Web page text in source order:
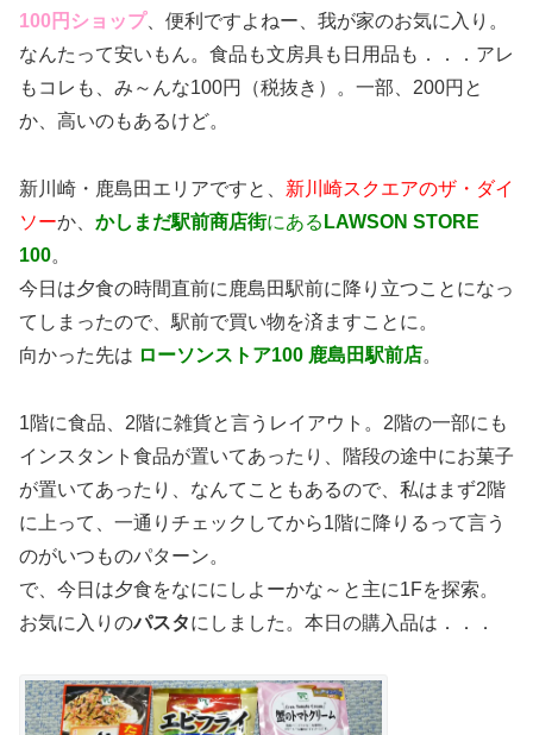
100円ショップ、便利ですよねー、我が家のお気に入り。
なんたって安いもん。食品も文房具も日用品も．．．アレ
もコレも、み～んな100円（税抜き）。一部、200円と
か、高いのもあるけど。
新川崎・鹿島田エリアですと、 新川崎スクエアのザ・ダイ
ソーか、 かしまだ駅前商店街にある LAWSON STORE
100。
今日は夕食の時間直前に鹿島田駅前に降り立つことになっ
てしまったので、駅前で買い物を済ますことに。
向かった先は ローソンストア100 鹿島田駅前店。
1階に食品、2階に雑貨と言うレイアウト。2階の一部にも
インスタント食品が置いてあったり、階段の途中にお菓子
が置いてあったり、なんてこともあるので、私はまず2階
に上って、一通りチェックしてから1階に降りるって言う
のがいつものパターン。
で、今日は夕食をなににしよーかな～と主に1Fを探索。
お気に入りのパスタにしました。本日の購入品は．．．